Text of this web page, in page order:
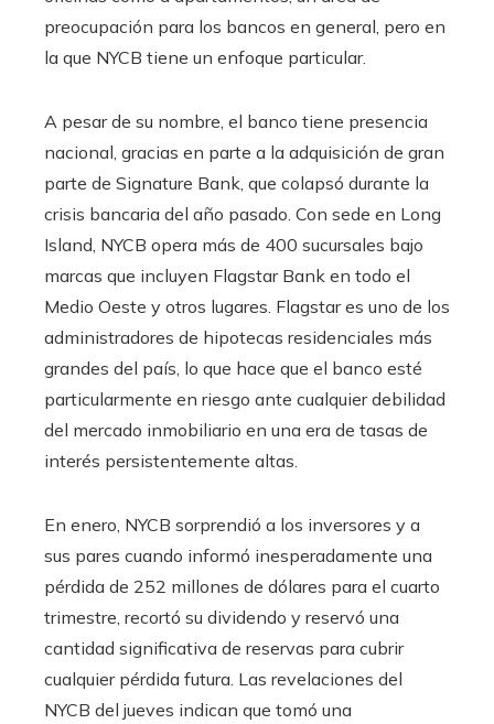
preocupación para los bancos en general, pero en
la que NYCB tiene un enfoque particular.
A pesar de su nombre, el banco tiene presencia
nacional, gracias en parte a la adquisición de gran
parte de Signature Bank, que colapsó durante la
crisis bancaria del año pasado. Con sede en Long
Island, NYCB opera más de 400 sucursales bajo
marcas que incluyen Flagstar Bank en todo el
Medio Oeste y otros lugares. Flagstar es uno de los
administradores de hipotecas residenciales más
grandes del país, lo que hace que el banco esté
particularmente en riesgo ante cualquier debilidad
del mercado inmobiliario en una era de tasas de
interés persistentemente altas.
En enero, NYCB sorprendió a los inversores y a
sus pares cuando informó inesperadamente una
pérdida de 252 millones de dólares para el cuarto
trimestre, recortó su dividendo y reservó una
cantidad significativa de reservas para cubrir
cualquier pérdida futura. Las revelaciones del
NYCB del jueves indican que tomó una